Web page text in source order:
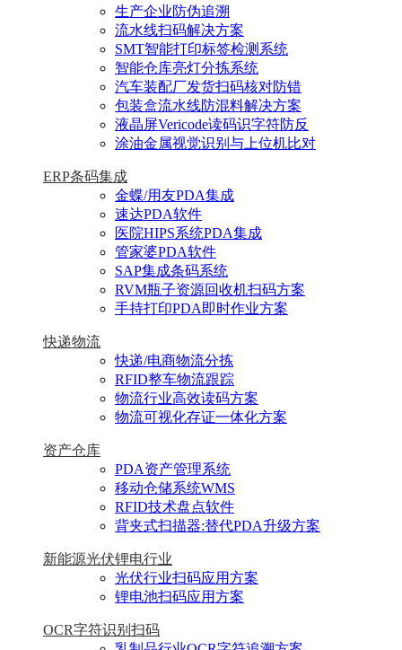
生产企业防伪追溯
流水线扫码解决方案
SMT智能打印标签检测系统
智能仓库亮灯分拣系统
汽车装配厂发货扫码核对防错
包装盒流水线防混料解决方案
液晶屏Vericode读码识字符防反
涂油金属视觉识别与上位机比对
ERP条码集成
金蝶/用友PDA集成
速达PDA软件
医院HIPS系统PDA集成
管家婆PDA软件
SAP集成条码系统
RVM瓶子资源回收机扫码方案
手持打印PDA即时作业方案
快递物流
快递/电商物流分拣
RFID整车物流跟踪
物流行业高效读码方案
物流可视化存证一体化方案
资产仓库
PDA资产管理系统
移动仓储系统WMS
RFID技术盘点软件
背夹式扫描器:替代PDA升级方案
新能源光伏锂电行业
光伏行业扫码应用方案
锂电池扫码应用方案
OCR字符识别扫码